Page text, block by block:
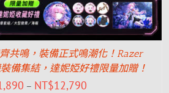
共鳴，裝備正式鳴潮化！Razer
備集結，達妮婭好禮限量加贈！
– NT$12,790